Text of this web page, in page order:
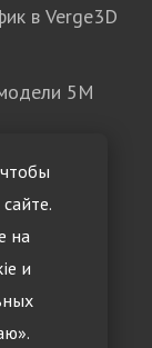
на
и
в Verge3D
5М